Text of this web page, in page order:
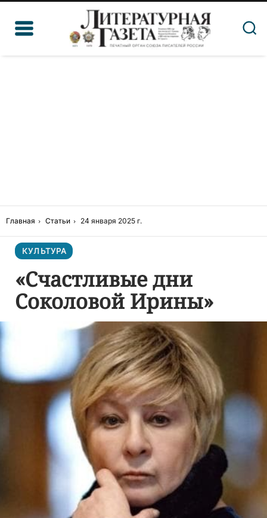
Главная Статьи 24 января 2025 г.
КУЛЬТУРА
«Счастливые дни
Соколовой Ирины»